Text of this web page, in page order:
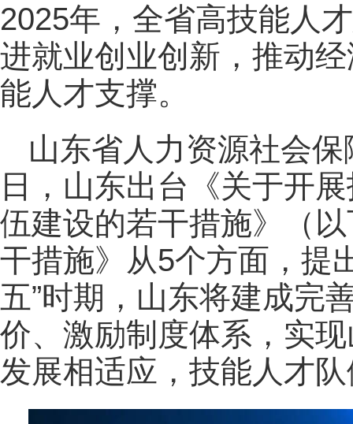
2025年，全省高技能人
进就业创业创新，推动
能人才支撑。
山东省人力资源社会
日，山东出台《关于开
伍建设的若干措施》（
干措施》从5个方面，提
五”时期，山东将建成完
价、激励制度体系，实
发展相适应，技能人才